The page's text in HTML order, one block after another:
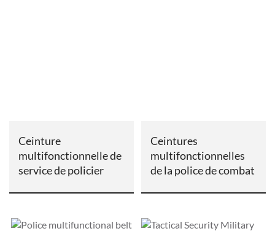
Ceinture
multifonctionnelle de
service de policier
Ceintures
multifonctionnelles
de la police de combat